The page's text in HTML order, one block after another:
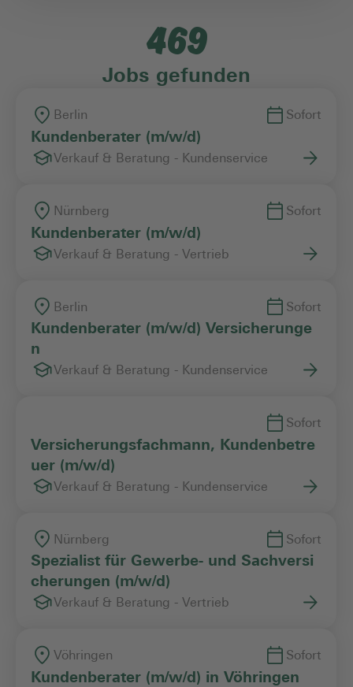
Vertragsart
469
Jobs gefunden
Berlin Sofort
Kundenberater (m/w/d)
Verkauf & Beratung - Kundenservice
Nürnberg Sofort
Kundenberater (m/w/d)
Verkauf & Beratung - Vertrieb
Berlin Sofort
Kundenberater (m/w/d) Versicherunge
n
Verkauf & Beratung - Kundenservice
Sofort
Versicherungsfachmann, Kundenbetre
uer (m/w/d)
Verkauf & Beratung - Kundenservice
Nürnberg Sofort
Spezialist für Gewerbe- und Sachversi
cherungen (m/w/d)
Verkauf & Beratung - Vertrieb
Vöhringen Sofort
Kundenberater (m/w/d) in Vöhringen